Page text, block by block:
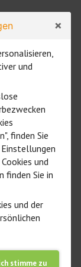
- Verändern
×
und
finden Sie
und
finden Sie in
und der
stimme zu